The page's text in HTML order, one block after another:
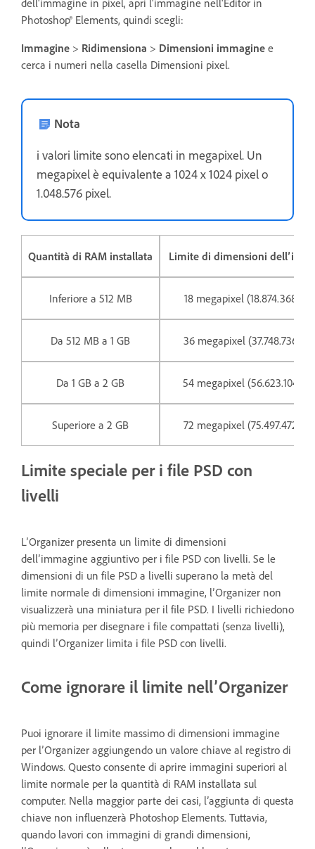
Photoshop® Elements, quindi scegli:
Immagine > Ridimensiona > Dimensioni immagine e
cerca i numeri nella casella Dimensioni pixel.
Nota
i valori limite sono elencati in megapixel. Un
megapixel è equivalente a 1024 x 1024 pixel o
1.048.576 pixel.
Quantità di RAM installata Limite di dimensioni
Inferiore a 512 MB 18 megapixel (18.874.368
Da 512 MB a 1 GB 36 megapixel (37.748.736
Da 1 GB a 2 GB 54 megapixel (56.623.104
Superiore a 2 GB 72 megapixel (75.497.472
Limite speciale per i file PSD con
livelli
L’Organizer presenta un limite di dimensioni
dell’immagine aggiuntivo per i file PSD con livelli. Se le
dimensioni di un file PSD a livelli superano la metà del
limite normale di dimensioni immagine, l’Organizer non
visualizzerà una miniatura per il file PSD. I livelli richiedono
più memoria per disegnare i file compattati (senza livelli),
quindi l’Organizer limita i file PSD con livelli.
Come ignorare il limite nell’Organizer
Puoi ignorare il limite massimo di dimensioni immagine
per l’Organizer aggiungendo un valore chiave al registro di
Windows. Questo consente di aprire immagini superiori al
limite normale per la quantità di RAM installata sul
computer. Nella maggior parte dei casi, l’aggiunta di questa
chiave non influenzerà Photoshop Elements. Tuttavia,
quando lavori con immagini di grandi dimensioni,